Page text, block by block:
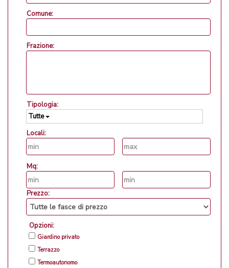
Comune:
Frazione:
Tipologia:
Tutte
Locali:
Mq:
Prezzo:
Opzioni:
Giardino privato
Terrazzo
Termoautonomo